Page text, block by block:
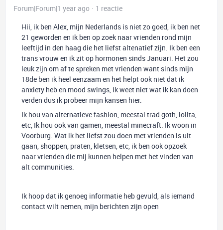
Forum|Forum|1 year ago
1 reactie
Hii, ik ben Alex, mijn Nederlands is niet zo goed, ik ben net
21 geworden en ik ben op zoek naar vrienden rond mijn
leeftijd in den haag die het liefst altenatief zijn. Ik ben een
trans vrouw en ik zit op hormonen sinds Januari. Het zou
leuk zijn om af te spreken met vrienden want sinds mijn
18de ben ik heel eenzaam en het helpt ook niet dat ik
anxiety heb en mood swings, Ik weet niet wat ik kan doen
verden dus ik probeer mijn kansen hier.
Ik hou van alternatieve fashion, meestal trad goth, lolita,
etc, Ik hou ook van gamen, meestal minecraft. Ik woon in
Voorburg. Wat ik het liefst zou doen met vrienden is uit
gaan, shoppen, praten, kletsen, etc, ik ben ook opzoek
naar vrienden die mij kunnen helpen met het vinden van
alt communities.
Ik hoop dat ik genoeg informatie heb gevuld, als iemand
contact wilt nemen, mijn berichten zijn open